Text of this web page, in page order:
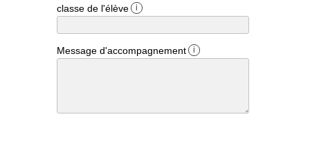
classe de l'élève i
Message d'accompagnement i